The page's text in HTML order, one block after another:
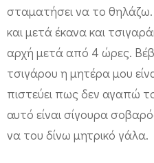
σταματήσει να το
και μετά έκανα και
αρχή μετά από 4 ώρες.
τσιγάρου η μητέρα μου
πιστεύει πως δεν αγαπώ
αυτό είναι σίγουρα
να του δίνω μητρικό γάλα.